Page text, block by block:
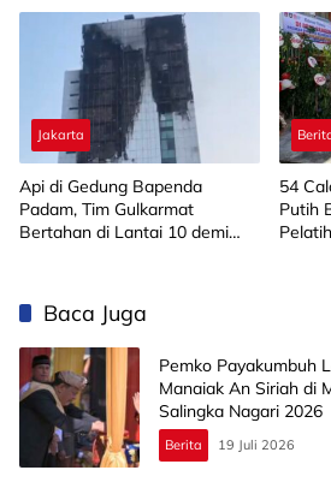
Jakarta
Api di Gedung Bapenda
Padam, Tim Gulkarmat
Bertahan di Lantai 10 demi
‎54
Putih
Baca Juga
Pemko Payakumbuh
Manaiak An Siriah di
Salingka Nagari 2026
Berita 19 Juli 2026